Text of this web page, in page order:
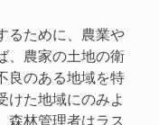
るために、農業や
、農家の土地の衛
良のある地域を特
けた地域にのみよ
森林管理者はラス